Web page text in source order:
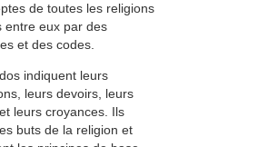
de toutes les religions
entre eux par des
et des codes.
indiquent leurs
leurs devoirs, leurs
leurs croyances. Ils
buts de la religion et